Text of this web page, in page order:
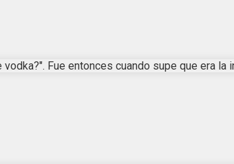
Fue entonces cuando supe que era la